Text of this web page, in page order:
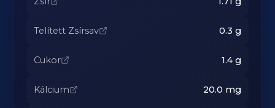
Telített Zsírsav 0.3 g
Cukor 1.4g
Kálcium 20.0 mg